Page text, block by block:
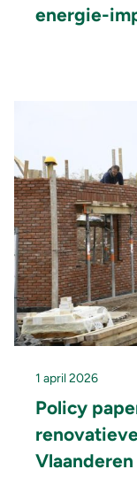
energie-
1 april 2026
Policy